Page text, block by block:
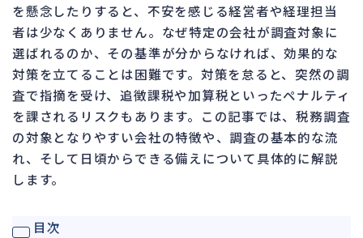
法務
差押・強制執行 225
法令違反・行政処分 312
訴訟・不正 281
損害賠償・知的財産 272
経営 157
を懸念したりすると、不安を感じる経営者や経理担当
者は少なくありません。なぜ特定の会社が調査対象に
選ばれるのか、その基準が分からなければ、効果的な
対策を立てることは困難です。対策を怠ると、突然の調
査で指摘を受け、追徴課税や加算税といったペナルティ
を課されるリスクもあります。この記事では、税務調査
の対象となりやすい会社の特徴や、調査の基本的な流
れ、そして日頃からできる備えについて具体的に解説
します。
目次